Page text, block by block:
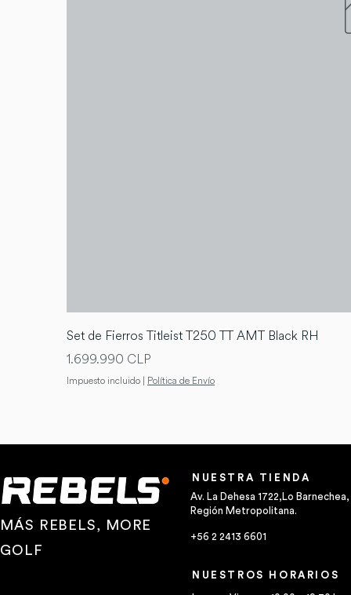
Set de Fierros Titleist T250 TT AMT Black RH
Precio
1.699.990 CLP
Impuesto incluido | Política de Envío
MÁS REBELS, MORE
GOLF
NUESTRA TIENDA
Av. La Dehesa 1722,Lo Barnechea,
Región Metropolitana.
+56 2 2413 6601
NUESTROS HORARIOS